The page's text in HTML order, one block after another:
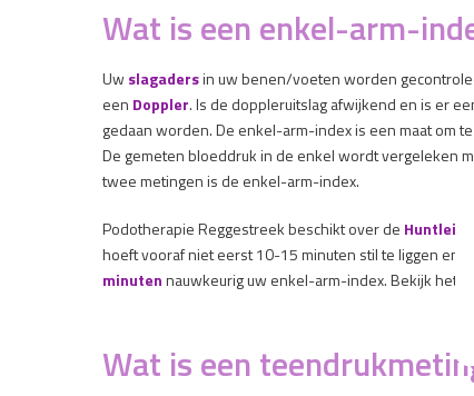
Wat is een enkel-arm-
Uw slagadersin uw benen/voeten worden
een Doppler. Is de doppleruitslag afwijkend en is er
gedaan worden. De enkel-arm-index is een maat om
De gemeten bloeddruk in de enkel wordt vergeleken
twee metingen is de enkel-arm-index.
Podotherapie Reggestreek beschikt over de
hoeft vooraf niet eerst 10-15 minuten stil te liggen en
minutennauwkeurig uw enkel-arm-index. Bekijk het
Wat is een